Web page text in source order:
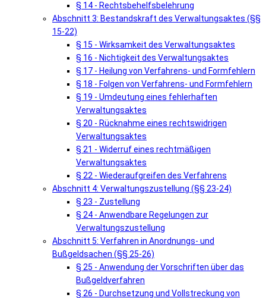
§ 14 - Rechtsbehelfsbelehrung
Abschnitt 3: Bestandskraft des Verwaltungsaktes (§§
15-22)
§ 15 - Wirksamkeit des Verwaltungsaktes
§ 16 - Nichtigkeit des Verwaltungsaktes
§ 17 - Heilung von Verfahrens- und Formfehlern
§ 18 - Folgen von Verfahrens- und Formfehlern
§ 19 - Umdeutung eines fehlerhaften
Verwaltungsaktes
§ 20 - Rücknahme eines rechtswidrigen
Verwaltungsaktes
§ 21 - Widerruf eines rechtmäßigen
Verwaltungsaktes
§ 22 - Wiederaufgreifen des Verfahrens
Abschnitt 4: Verwaltungszustellung (§§ 23-24)
§ 23 - Zustellung
§ 24 - Anwendbare Regelungen zur
Verwaltungszustellung
Abschnitt 5: Verfahren in Anordnungs- und
Bußgeldsachen (§§ 25-26)
§ 25 - Anwendung der Vorschriften über das
Bußgeldverfahren
§ 26 - Durchsetzung und Vollstreckung von